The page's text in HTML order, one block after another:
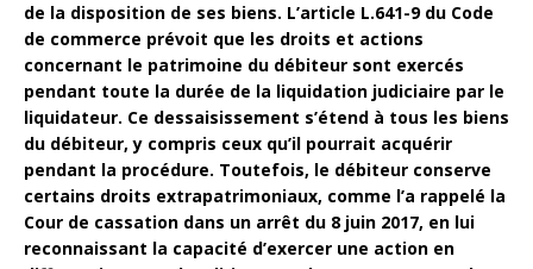
de la disposition de ses biens. L’article L.641-9 du Code
de commerce prévoit que les droits et actions
concernant le patrimoine du débiteur sont exercés
pendant toute la durée de la liquidation judiciaire par le
liquidateur. Ce dessaisissement s’étend à tous les biens
du débiteur, y compris ceux qu’il pourrait acquérir
pendant la procédure. Toutefois, le débiteur conserve
certains droits extrapatrimoniaux, comme l’a rappelé la
Cour de cassation dans un arrêt du 8 juin 2017, en lui
reconnaissant la capacité d’exercer une action en